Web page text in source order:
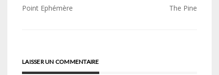
de
Point Ephémère
The Pine
LAISSER UN COMMENTAIRE